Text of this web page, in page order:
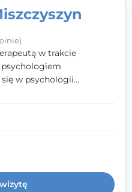
w trakcie
w psychologii
również studia
Diagnozy
Aktywnie uczestniczę w
Towarzystwa
oraz Polskiego
a także
nadzwyczajnym
Towarzystwa Terapii